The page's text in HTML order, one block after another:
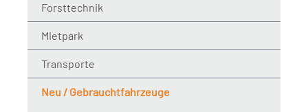
Forsttechnik
Mietpark
Transporte
Neu / Gebrauchtfahrzeuge